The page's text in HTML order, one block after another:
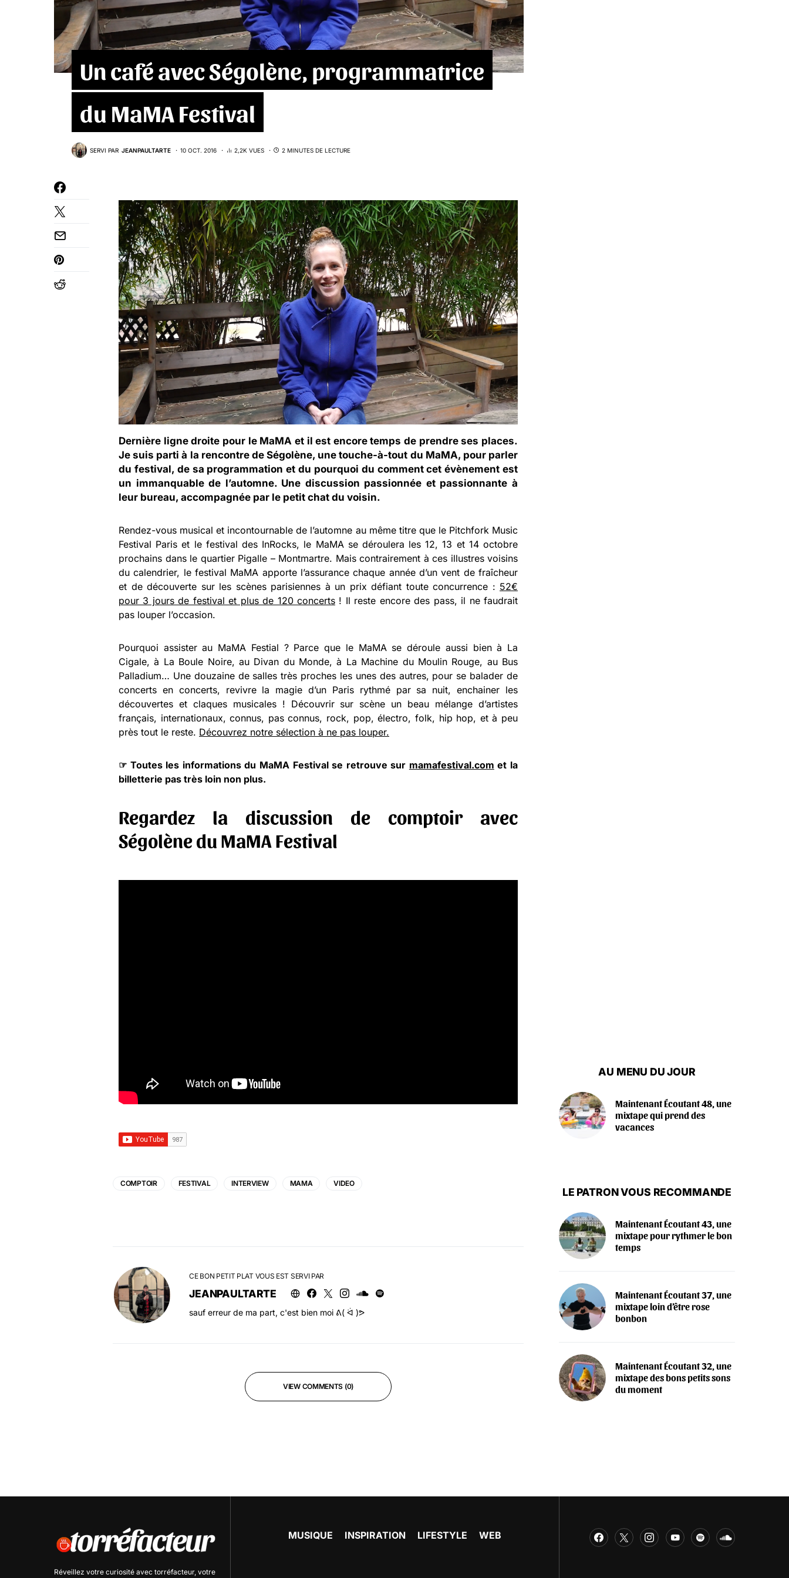
Un café avec Ségolène, programmatrice
du MaMA Festival
SERVI PAR JEANPAULTARTE 10 OCT. 2016 2,2K VUES 2 MINUTES DE LECTURE
Dernière ligne droite pour le MaMA et il est encore temps de prendre ses places.
Je suis parti à la rencontre de Ségolène, une touche-à-tout du MaMA, pour parler
du festival, de sa programmation et du pourquoi du comment cet évènement est
un immanquable de l’automne. Une discussion passionnée et passionnante à
leur bureau, accompagnée par le petit chat du voisin.
Rendez-vous musical et incontournable de l’automne au même titre que le Pitchfork Music
Festival Paris et le festival des InRocks, le MaMA se déroulera les 12, 13 et 14 octobre
prochains dans le quartier Pigalle – Montmartre. Mais contrairement à ces illustres voisins
du calendrier, le festival MaMA apporte l’assurance chaque année d’un vent de fraîcheur
et de découverte sur les scènes parisiennes à un prix défiant toute concurrence : 52€
pour 3 jours de festival et plus de 120 concerts ! Il reste encore des pass, il ne faudrait
pas louper l’occasion.
Pourquoi assister au MaMA Festial ? Parce que le MaMA se déroule aussi bien à La
Cigale, à La Boule Noire, au Divan du Monde, à La Machine du Moulin Rouge, au Bus
Palladium… Une douzaine de salles très proches les unes des autres, pour se balader de
concerts en concerts, revivre la magie d’un Paris rythmé par sa nuit, enchainer les
découvertes et claques musicales ! Découvrir sur scène un beau mélange d’artistes
français, internationaux, connus, pas connus, rock, pop, électro, folk, hip hop, et à peu
près tout le reste. Découvrez notre sélection à ne pas louper.
☞ Toutes les informations du MaMA Festival se retrouve sur mamafestival.com et la
billetterie pas très loin non plus.
Regardez la discussion de comptoir avec
Ségolène du MaMA Festival
COMPTOIR FESTIVAL INTERVIEW MAMA VIDEO
CE BON PETIT PLAT VOUS EST SERVI PAR
JEANPAULTARTE
sauf erreur de ma part, c'est bien moi ᕕ( ᐛ )ᕗ
VIEW COMMENTS (0)
AU MENU DU JOUR
Maintenant Écoutant 48, une
mixtape qui prend des
vacances
LE PATRON VOUS RECOMMANDE
Maintenant Écoutant 43, une
mixtape pour rythmer le bon
temps
Maintenant Écoutant 37, une
mixtape loin d’être rose
bonbon
Maintenant Écoutant 32, une
mixtape des bons petits sons
du moment
Réveillez votre curiosité avec torréfacteur, votre
MUSIQUE INSPIRATION LIFESTYLE WEB